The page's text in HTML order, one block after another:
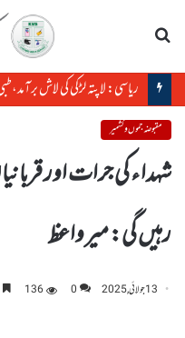
ریاسی: لاپتہ لڑکی کی لاش
مقبوضہ جموں و کشمیر
شہدا ء کی جرات اور
رہیں گی: میر واعظ
13 جولائی, 2025 0
136